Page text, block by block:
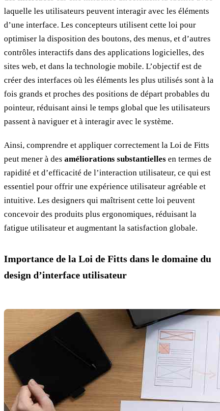
laquelle les utilisateurs peuvent interagir avec les éléments
d’une interface. Les concepteurs utilisent cette loi pour
optimiser la disposition des boutons, des menus, et d’autres
contrôles interactifs dans des applications logicielles, des
sites web, et dans la technologie mobile. L’objectif est de
créer des interfaces où les éléments les plus utilisés sont à la
fois grands et proches des positions de départ probables du
pointeur, réduisant ainsi le temps global que les utilisateurs
passent à naviguer et à interagir avec le système.
Ainsi, comprendre et appliquer correctement la Loi de Fitts
peut mener à des améliorations substantielles en termes de
rapidité et d’efficacité de l’interaction utilisateur, ce qui est
essentiel pour offrir une expérience utilisateur agréable et
intuitive. Les designers qui maîtrisent cette loi peuvent
concevoir des produits plus ergonomiques, réduisant la
fatigue utilisateur et augmentant la satisfaction globale.
Importance de la Loi de Fitts dans le domaine du
design d’interface utilisateur